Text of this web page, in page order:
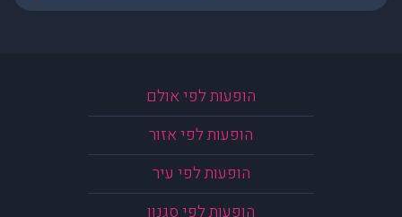
הופעות לפי אולם
הופעות לפי אזור
הופעות לפי עיר
הופעות לפי סגנון